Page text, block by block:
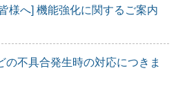
様へ] 機能強化に関するご案内
の不具合発生時の対応につきま